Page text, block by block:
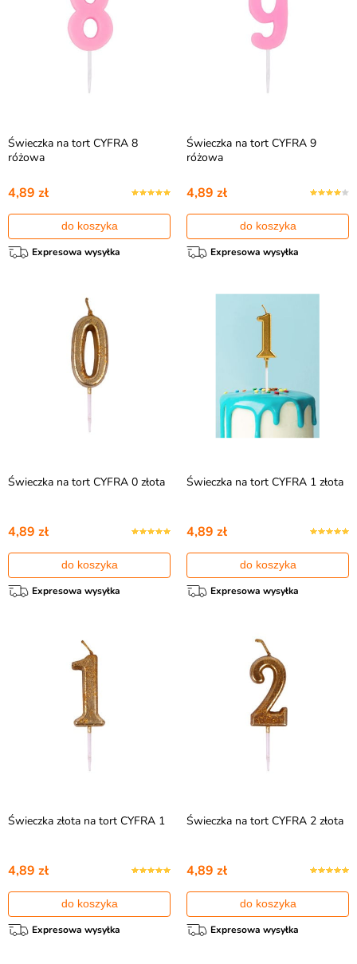
Świeczka na tort CYFRA 8
różowa
4,89 zł
do koszyka
Expresowa wysyłka
Świeczka na tort CYFRA 9
różowa
4,89 zł
do koszyka
Expresowa wysyłka
Świeczka na tort CYFRA 0 złota
4,89 zł
do koszyka
Expresowa wysyłka
Świeczka na tort CYFRA 1 złota
4,89 zł
do koszyka
Expresowa wysyłka
Świeczka złota na tort CYFRA 1
4,89 zł
do koszyka
Expresowa wysyłka
Świeczka na tort CYFRA 2 złota
4,89 zł
do koszyka
Expresowa wysyłka